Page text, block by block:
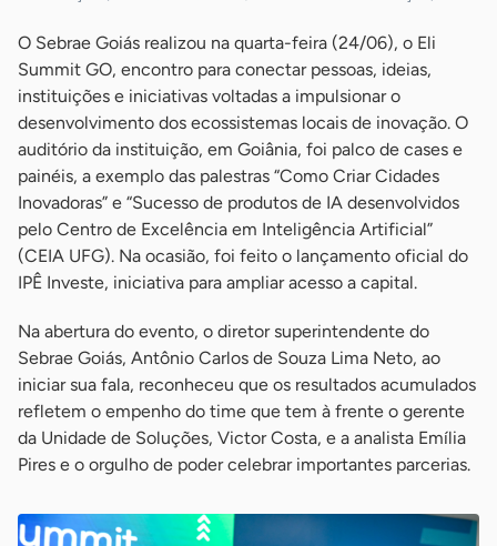
O Sebrae Goiás realizou na quarta-feira (24/06), o Eli
Summit GO, encontro para conectar pessoas, ideias,
instituições e iniciativas voltadas a impulsionar o
desenvolvimento dos ecossistemas locais de inovação. O
auditório da instituição, em Goiânia, foi palco de cases e
painéis, a exemplo das palestras “Como Criar Cidades
Inovadoras” e “Sucesso de produtos de IA desenvolvidos
pelo Centro de Excelência em Inteligência Artificial”
(CEIA UFG). Na ocasião, foi feito o lançamento oficial do
IPÊ Investe, iniciativa para ampliar acesso a capital.
Na abertura do evento, o diretor superintendente do
Sebrae Goiás, Antônio Carlos de Souza Lima Neto, ao
iniciar sua fala, reconheceu que os resultados acumulados
refletem o empenho do time que tem à frente o gerente
da Unidade de Soluções, Victor Costa, e a analista Emília
Pires e o orgulho de poder celebrar importantes parcerias.